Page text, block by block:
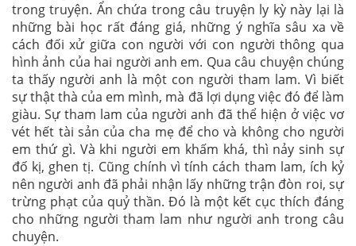
trong truyện. Ẩn chứa trong câu truyện ly kỳ này lại là
những bài học rất đáng giá, những ý nghĩa sâu xa về
cách đối xử giữa con người với con người thông qua
hình ảnh của hai người anh em. Qua câu chuyện chúng
ta thấy người anh là một con người tham lam. Vì biết
sự thật thà của em mình, mà đã lợi dụng việc đó để làm
giàu. Sự tham lam của người anh đã thể hiện ở việc vơ
vét hết tài sản của cha mẹ để cho và không cho người
em thứ gì. Và khi người em khấm khá, thì nảy sinh sự
đố kị, ghen tị. Cũng chính vì tính cách tham lam, ích kỷ
nên người anh đã phải nhận lấy những trận đòn roi, sự
trừng phạt của quỷ thần. Đó là một kết cục thích đáng
cho những người tham lam như người anh trong câu
chuyện.